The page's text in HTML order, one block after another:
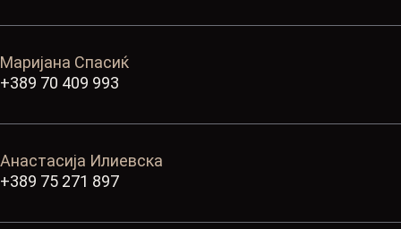
Маријана Спасиќ
+389 70 409 993
Анастасија Илиевска
+389 75 271 897